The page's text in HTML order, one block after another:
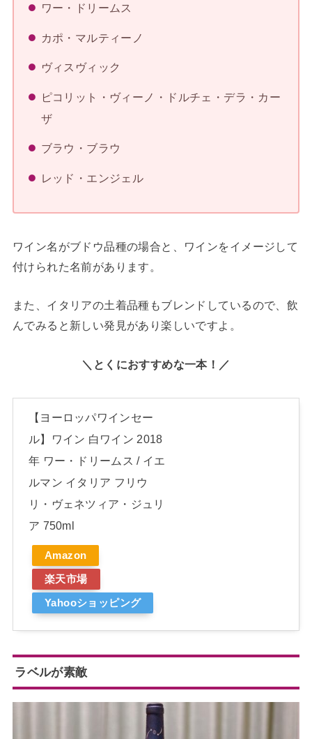
ワー・ドリームス
カポ・マルティーノ
ヴィスヴィック
ピコリット・ヴィーノ・ドルチェ・デラ・カー
ザ
ブラウ・ブラウ
レッド・エンジェル
ワイン名がブドウ品種の場合と、ワインをイメージして
付けられた名前があります。
また、イタリアの土着品種もブレンドしているので、飲
んでみると新しい発見があり楽しいですよ。
＼とくにおすすめな一本！／
【ヨーロッパワインセー
ル】ワイン 白ワイン 2018
年 ワー・ドリームス / イエ
ルマン イタリア フリウ
リ・ヴェネツィア・ジュリ
ア 750ml
Amazon
楽天市場
Yahooショッピング
ラベルが素敵